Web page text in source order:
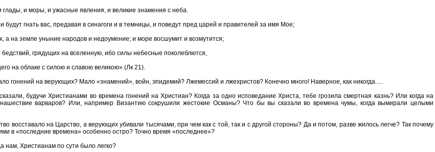
и моры, и ужасные явления, и великие знамения с неба.
будут гнать вас, предавая в синагоги и в темницы, и поведут пред царей и правителей за имя Мое;
а на земле уныние народов и недоумение; и море восшумит и возмутится;
грядущих на вселенную, ибо силы небесные поколеблются,
на облаке с силою и славою великою» (Лк 21).
гонений на верующих? Мало «знамений», войн, эпидемий? Лжемессий и лжехристов? Конечно много! Наверное, как никогда.....
будучи Христианами во времена гонений на Христиан? Когда за одно исповедание Христа, тебе грозила смертная казнь? Или когда на
варваров? Или, например Византию сокрушили жестокие Османы? Что бы вы сказали во времена чумы, когда вымирали целыми
восставало на Царство, а верующих убивали тысячами, при чем как с той, так и с другой стороны? Да и потом, разве жилось легче? Так почему
в «последние времена» особенно остро? Точно время «последнее»?
нам, Христианам по сути было легко?